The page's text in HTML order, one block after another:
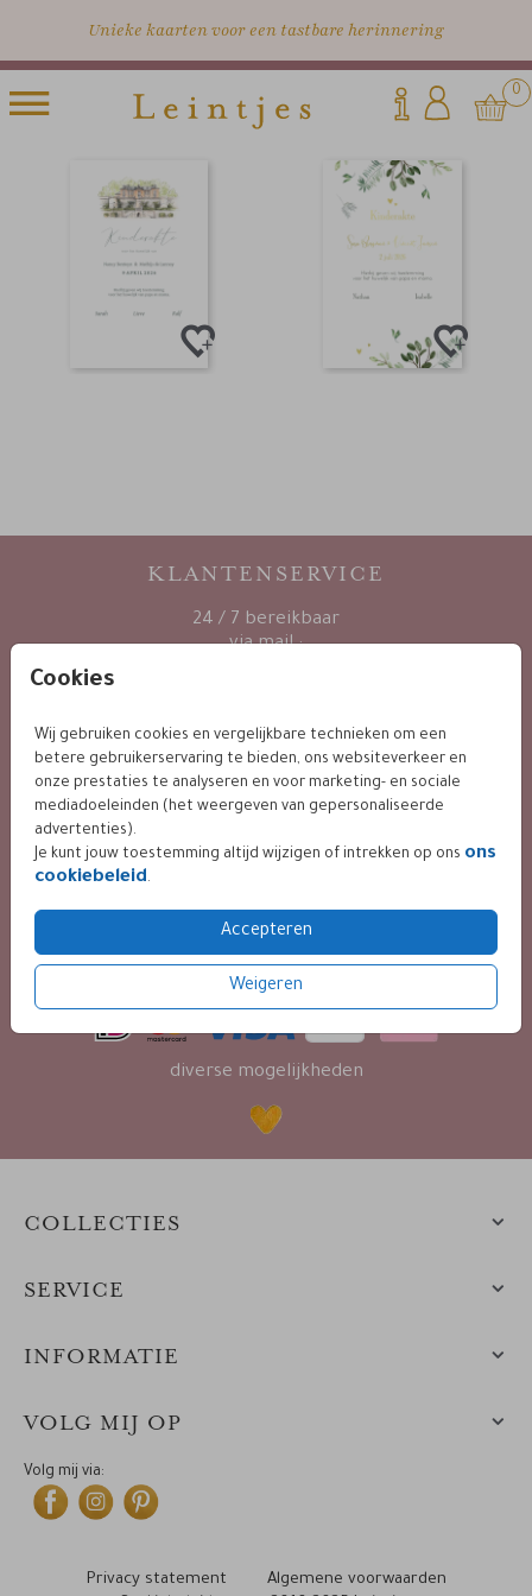
Unieke kaarten voor een tastbare herinnering
0
Cookies
Wij gebruiken cookies en vergelijkbare technieken om een
betere gebruikerservaring te bieden, ons websiteverkeer en
onze prestaties te analyseren en voor marketing- en sociale
mediadoeleinden (het weergeven van gepersonaliseerde
advertenties).
Je kunt jouw toestemming altijd wijzigen of intrekken op ons ons
cookiebeleid.
Accepteren
Weigeren
KLANTENSERVICE
24 / 7 bereikbaar
via mail :
KLANTWAARDERING
9.4 / 10 op basis van 400+ reviews
BETALING VEILIG VIA
diverse mogelijkheden
COLLECTIES
SERVICE
INFORMATIE
VOLG MIJ OP
Volg mij via:
Privacy statement
Algemene voorwaarden